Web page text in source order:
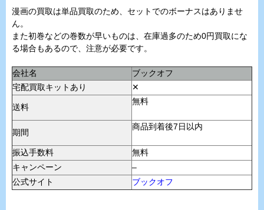
漫画の買取は単品買取のため、セットでのボーナスはありませ
ん。
また初巻などの巻数が早いものは、在庫過多のため0円買取にな
る場合もあるので、注意が必要です。
会社名
ブックオフ
宅配買取キットあり
✕
送料
無料
期間
商品到着後7日以内
振込手数料
無料
キャンペーン
–
公式サイト
ブックオフ